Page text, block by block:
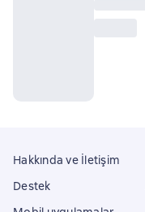
Hakkında ve İletişim
Destek